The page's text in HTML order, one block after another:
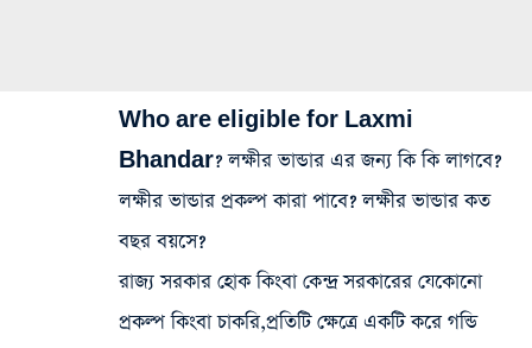
Who are eligible for Laxmi
Bhandar? লক্ষীর ভান্ডার এর জন্য কি কি লাগবে?
লক্ষীর ভান্ডার প্রকল্প কারা পাবে? লক্ষীর ভান্ডার কত
বছর বয়সে?
রাজ্য সরকার হোক কিংবা কেন্দ্র সরকারের যেকোনো
প্রকল্প কিংবা চাকরি,প্রতিটি ক্ষেত্রে একটি করে গন্ডি